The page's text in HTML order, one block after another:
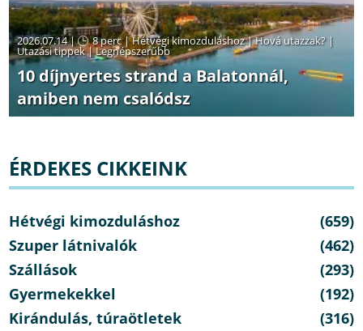
2026.07.14 | 8 perc|Hétvégi kimozduláshoz|Hová utazzak? |
Utazási tippek|Legnépszerűbb
10 díjnyertes strand a Balatonnál,
amiben nem csalódsz
ÉRDEKES CIKKEINK
Hétvégi kimozduláshoz
(659)
Szuper látnivalók
(462)
Szállások
(293)
Gyermekekkel
(192)
Kirándulás, túraötletek
(316)